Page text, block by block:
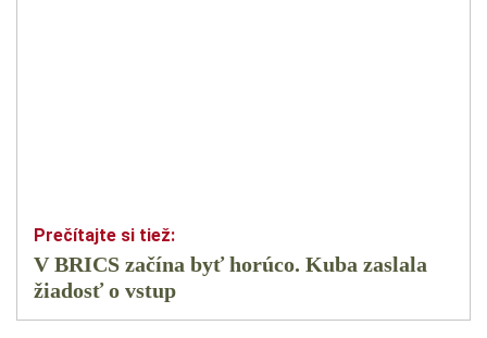
V BRICS začína byť horúco. Kuba zaslala
žiadosť o vstup